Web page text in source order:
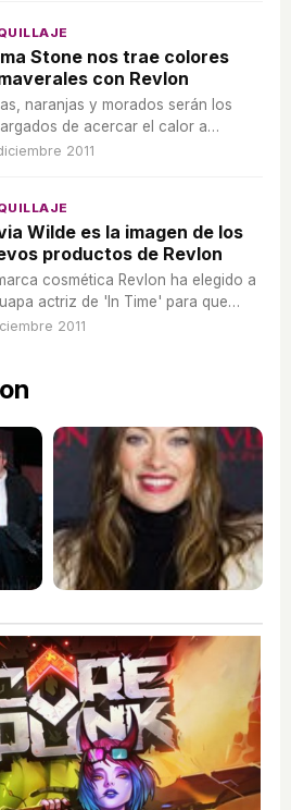
Stone nos trae colores
con Revlon
naranjas y morados serán los
de acercar el calor a
labios con los tonos
2011
Wilde es la imagen de los
productos de Revlon
cosmética Revlon ha elegido a
actriz de 'In Time' para que
una nueva gama de
2011